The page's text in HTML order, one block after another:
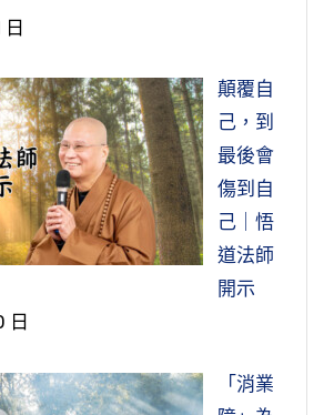
日
顛覆自
己，到
最後會
傷到自
己｜悟
道法師
開示
日
「消業